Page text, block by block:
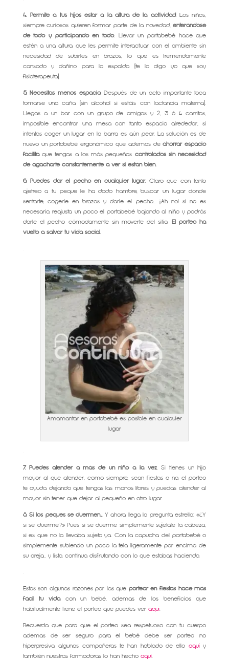
4. Permite a tus hijos estar a la altura de la actividad.Los niños,
siempre curiosos quieren formar parte de la novedad,enterándose
de todo y participando en todo. Llevar un portabebé hace que
estén a una altura que les permite interactuar con el ambiente sin
necesidad de subirles en brazos, lo que es tremendamente
cansado y dañino para la espalda (te lo digo yo que soy
fisioterapeuta).
5. Necesitas menos espacio.Después de un acto importante toca
tomarse una caña (sin alcohol si estáis con lactancia materna).
Llegas a un bar con un grupo de amigos y 2, 3 ó 4 carritos,
imposible encontrar una mesa con tanto espacio alrededor, si
intentas coger un lugar en la barra es aún peor. La solución es de
nuevo un portabebé ergonómico que ademas deahorrar espacio
facilitaque tengas a los más pequeños controlados sin necesidad
de agacharte constantemente a ver si están bien.
6. Puedes dar el pecho en cualquier lugar. Claro que con tanto
ajetreo a tu peque le ha dado hambre, buscar un lugar donde
sentarte, cogerle en brazos y darle el pecho… ¡Ah no! si no es
necesario, reajusta un poco el portabebé bajando al niño y podrás
darle el pecho cómodamente sin moverte del sitio. El porteo ha
vuelto a salvar tu vida social.
Amamantar en portabebé es posible en cualquier
lugar
7. Puedes atender a más de un niño a la vez. Si tienes un hijo
mayor al que atender, como siempre, sean fiestas o no, el porteo
te ayuda dejando que tengas las manos libres y puedas atender al
mayor sin tener que dejar al pequeño en otro lugar.
8. Si los peques se duermen…Y ahora llega la pregunta estrella: «¿Y
si se duerme?» Pues si se duerme simplemente sujetale la cabeza,
si es que no la llevaba sujeta ya. Con la capucha del portabebé o
simplemente subiendo un poco la tela ligeramente por encima de
su oreja.. y listo, continua disfrutando con lo que estabas haciendo.
Estas son algunas razones por las que portear en fiestas hace más
fácil tu vidacon un bebé, ademas de los beneficios que
habitualmente tiene el porteo que puedes ver aquí.
Recuerda que para que el porteo sea respetuoso con tu cuerpo
ademas de ser seguro para el bebé debe ser porteo no
hiperpresivo, algunas compañeras te han hablado de ello aquíy
también nuestras formadoras lo han hecho aquí.